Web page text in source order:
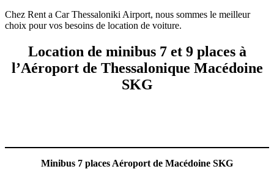
Chez Rent a Car Thessaloniki Airport, nous sommes le meilleur
choix pour vos besoins de location de voiture.
Location de minibus 7 et 9 places à
l’Aéroport de Thessalonique Macédoine
SKG
Minibus 7 places Aéroport de Macédoine SKG